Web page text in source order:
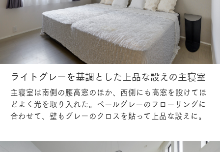
ライトグレーを基調とした上品な設えの主寝室
主寝室は南側の腰高窓のほか、西側にも高窓を設けてほ
どよく光を取り入れた。ペールグレーのフローリングに
合わせて、壁もグレーのクロスを貼って上品な設えに。